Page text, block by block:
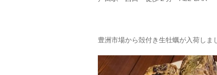
豊洲市場から殻付き生牡蠣が入荷しま